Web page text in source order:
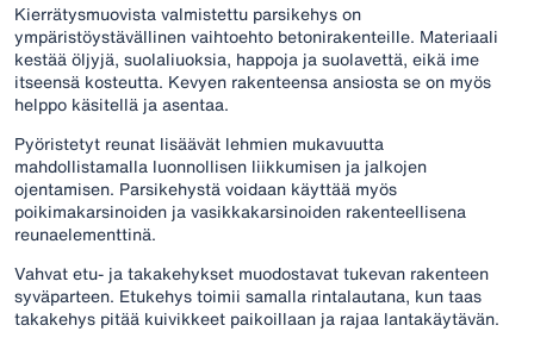
Kierrätysmuovista valmistettu parsikehys on
ympäristöystävällinen vaihtoehto betonirakenteille. Materiaali
kestää öljyjä, suolaliuoksia, happoja ja suolavettä, eikä ime
itseensä kosteutta. Kevyen rakenteensa ansiosta se on myös
helppo käsitellä ja asentaa.
Pyöristetyt reunat lisäävät lehmien mukavuutta
mahdollistamalla luonnollisen liikkumisen ja jalkojen
ojentamisen. Parsikehystä voidaan käyttää myös
poikimakarsinoiden ja vasikkakarsinoiden rakenteellisena
reunaelementtinä.
Vahvat etu- ja takakehykset muodostavat tukevan rakenteen
syväparteen. Etukehys toimii samalla rintalautana, kun taas
takakehys pitää kuivikkeet paikoillaan ja rajaa lantakäytävän.